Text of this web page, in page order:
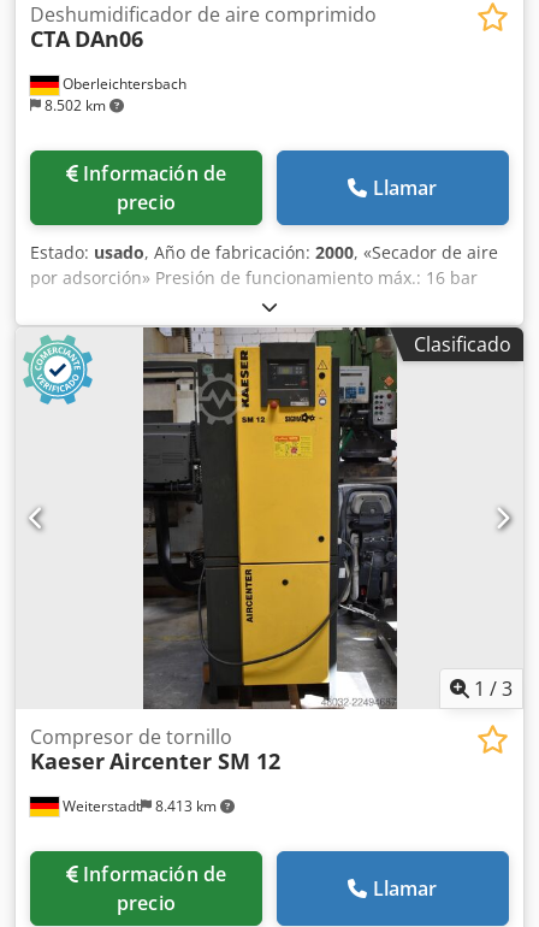
Oberleichtersbach
8.502 km
Deshumidificador de aire comprimido
CTA DAn06
Información de
precio
Llamar
Estado: usado, Año de fabricación: 2000, «Secador de aire
por adsorción» Presión de funcionamiento máx.: 16 bar
Temperatura máx.: 55 °C Rendimiento: aprox. 420 m³/h
Peso: 250 kg Csdpfx Aszr H Uvomrorf 2 depósitos de acero
al carbono, válvulas magnéticas y de retención, tubo
reductor de presión, estructura metálica, manómetro de
depósito y panel de control eléctrico.
Clasificado
1 /3
Weiterstadt 8.413 km
Compresor de tornillo
KaeserAircenter SM 12
Información de
precio
Llamar